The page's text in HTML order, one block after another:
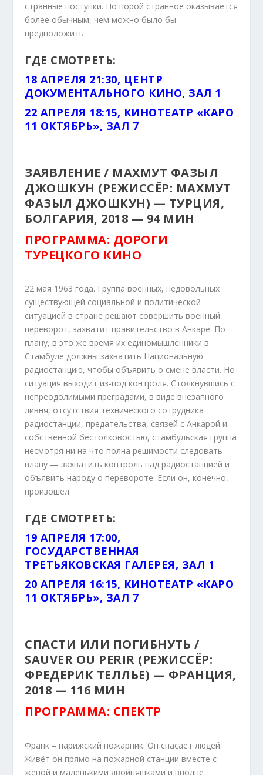
странные поступки. Но порой странное оказывается
более обычным, чем можно было бы
предположить.
ГДЕ СМОТРЕТЬ:
18 АПРЕЛЯ 21:30, ЦЕНТР
ДОКУМЕНТАЛЬНОГО КИНО, ЗАЛ 1
22 АПРЕЛЯ 18:15, КИНОТЕАТР «КАРО
11 ОКТЯБРЬ», ЗАЛ 7
ЗАЯВЛЕНИЕ / МАХМУТ ФАЗЫЛ
ДЖОШКУН (РЕЖИССЁР: МАХМУТ
ФАЗЫЛ ДЖОШКУН) — ТУРЦИЯ,
БОЛГАРИЯ, 2018 — 94 МИН
ПРОГРАММА: ДОРОГИ
ТУРЕЦКОГО КИНО
22 мая 1963 года. Группа военных, недовольных
существующей социальной и политической
ситуацией в стране решают совершить военный
переворот, захватит правительство в Анкаре. По
плану, в это же время их единомышленники в
Стамбуле должны захватить Национальную
радиостанцию, чтобы объявить о смене власти. Но
ситуация выходит из-под контроля. Столкнувшись с
непреодолимыми преградами, в виде внезапного
ливня, отсутствия технического сотрудника
радиостанции, предательства, связей с Анкарой и
собственной бестолковостью, стамбульская группа
несмотря ни на что полна решимости следовать
плану — захватить контроль над радиостанцией и
объявить народу о перевороте. Если он, конечно,
произошел.
ГДЕ СМОТРЕТЬ:
19 АПРЕЛЯ 17:00,
ГОСУДАРСТВЕННАЯ
ТРЕТЬЯКОВСКАЯ ГАЛЕРЕЯ, ЗАЛ 1
20 АПРЕЛЯ 16:15, КИНОТЕАТР «КАРО
11 ОКТЯБРЬ», ЗАЛ 7
СПАСТИ ИЛИ ПОГИБНУТЬ /
SAUVER OU PERIR (РЕЖИССЁР:
ФРЕДЕРИК ТЕЛЛЬЕ) — ФРАНЦИЯ,
2018 — 116 МИН
ПРОГРАММА: СПЕКТР
Франк – парижский пожарник. Он спасает людей.
Живёт он прямо на пожарной станции вместе с
женой и маленькими двойняшками и вполне